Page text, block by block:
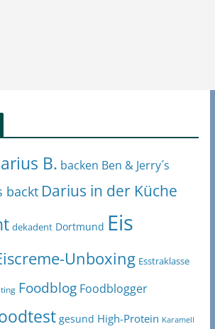
B. backen Ben & Jerry´s
backt Darius in der Küche
dekadent Dortmund Eis
Unboxing Esstraklasse
Foodblog Foodblogger
gesund High-Protein Karamell